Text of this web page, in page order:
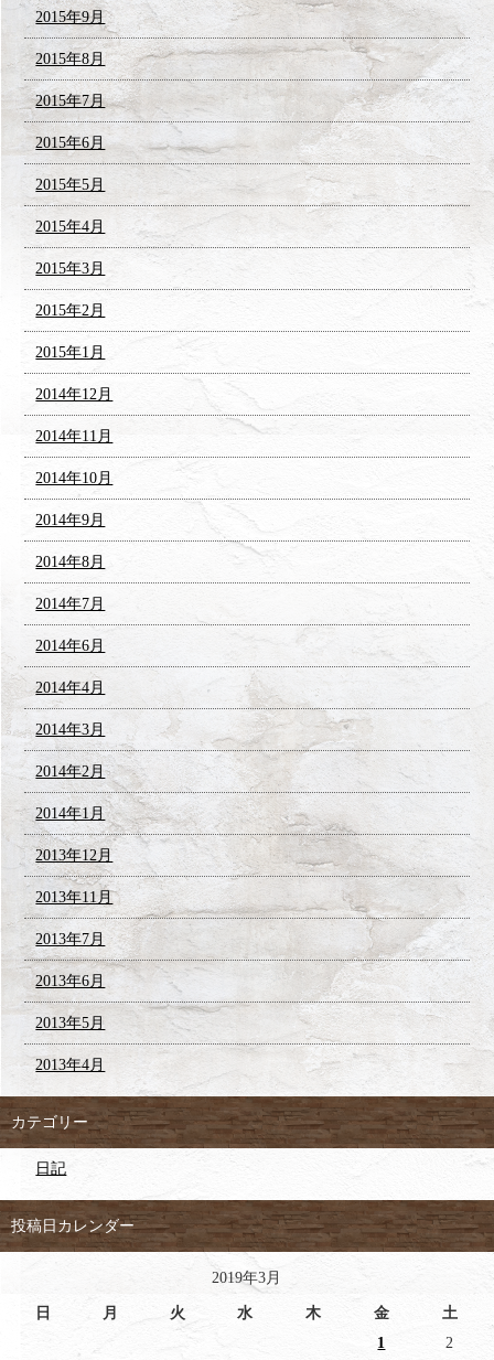
2015年9月
2015年8月
2015年7月
2015年6月
2015年5月
2015年4月
2015年3月
2015年2月
2015年1月
2014年12月
2014年11月
2014年10月
2014年9月
2014年8月
2014年7月
2014年6月
2014年4月
2014年3月
2014年2月
2014年1月
2013年12月
2013年11月
2013年7月
2013年6月
2013年5月
2013年4月
カテゴリー
日記
投稿日カレンダー
2019年3月
日 月 火 水 木 金
土
1
2